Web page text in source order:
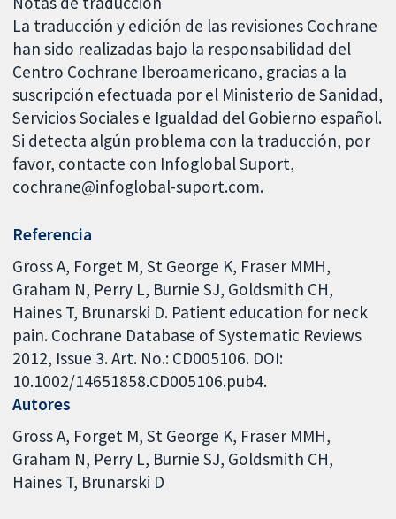
La traducción y edición de las revisiones Cochrane
han sido realizadas bajo la responsabilidad del
Centro Cochrane Iberoamericano, gracias a la
suscripción efectuada por el Ministerio de Sanidad,
Servicios Sociales e Igualdad del Gobierno español.
Si detecta algún problema con la traducción, por
favor, contacte con Infoglobal Suport,
cochrane@infoglobal-suport.com.
Referencia
Gross A, Forget M, St George K, Fraser MMH,
Graham N, Perry L, Burnie SJ, Goldsmith CH,
Haines T, Brunarski D. Patient education for neck
pain. Cochrane Database of Systematic Reviews
2012, Issue 3. Art. No.: CD005106. DOI:
10.1002/14651858.CD005106.pub4.
Autores
Gross A Forget M St George K Fraser MMH
Graham N Perry L Burnie SJ Goldsmith CH
Haines T Brunarski D